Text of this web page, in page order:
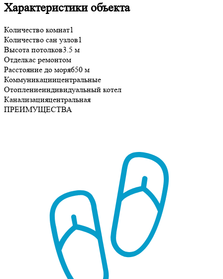
Характеристики объекта
Количество комнат1
Количество сан узлов1
Высота потолков3.5 м
Отделкас ремонтом
Расстояние до моря650 м
Коммуникациицентральные
Отоплениеиндивидуальный котел
Канализацияцентральная
ПРЕИМУЩЕСТВА